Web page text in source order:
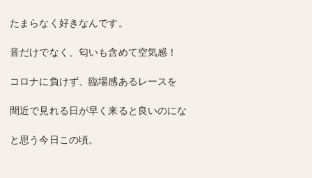
たまらなく好きなんです。
音だけでなく、匂いも含めて空気感！
コロナに負けず、臨場感あるレースを
間近で見れる日が早く来ると良いのにな
と思う今日この頃。